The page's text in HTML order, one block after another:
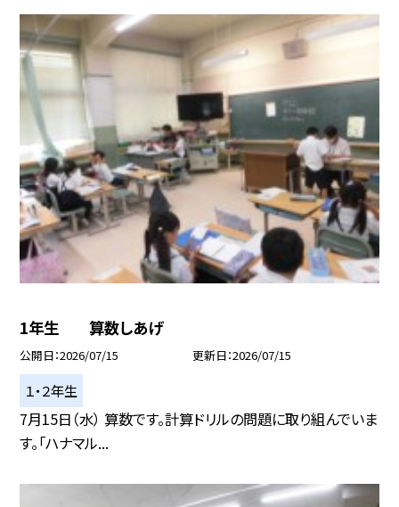
1年生 算数しあげ
公開日 2026/07/15 更新日 2026/07/15
１・２年生
7月15日（水） 算数です。計算ドリルの問題に取り組んでいま
す。「ハナマル...